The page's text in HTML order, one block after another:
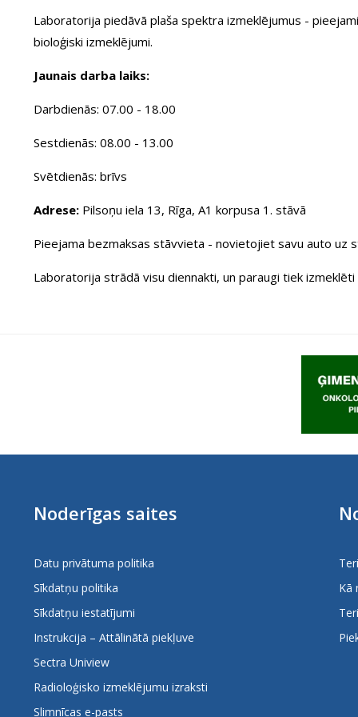
Laboratorija piedāvā plaša spektra izmeklējumus -
bioloģiski izmeklējumi.
Jaunais darba laiks:
Darbdienās: 07.00 - 18.00
Sestdienās: 08.00 - 13.00
Svētdienās: brīvs
Adrese: Pilsoņu iela 13, Rīga, A1 korpusa 1. stāvā
Pieejama bezmaksas stāvvieta - novietojiet savu auto uz
Laboratorija strādā visu diennakti, un paraugi tiek
Noderīgas saites
Datu privātuma politika
Sīkdatņu politika
Sīkdatņu iestatījumi
Instrukcija – Attālinātā piekļuve
Sectra Uniview
Radioloģisko izmeklējumu izraksti
Slimnīcas e-pasts
Kā